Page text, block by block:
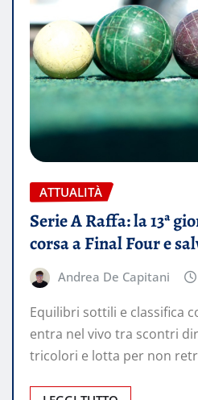
ATTUALITÀ
Serie A Raffa: la 13ª
corsa a Final Four e
Andrea De Capitani
Equilibri sottili e classifica
entra nel vivo tra scontri
tricolori e lotta per non